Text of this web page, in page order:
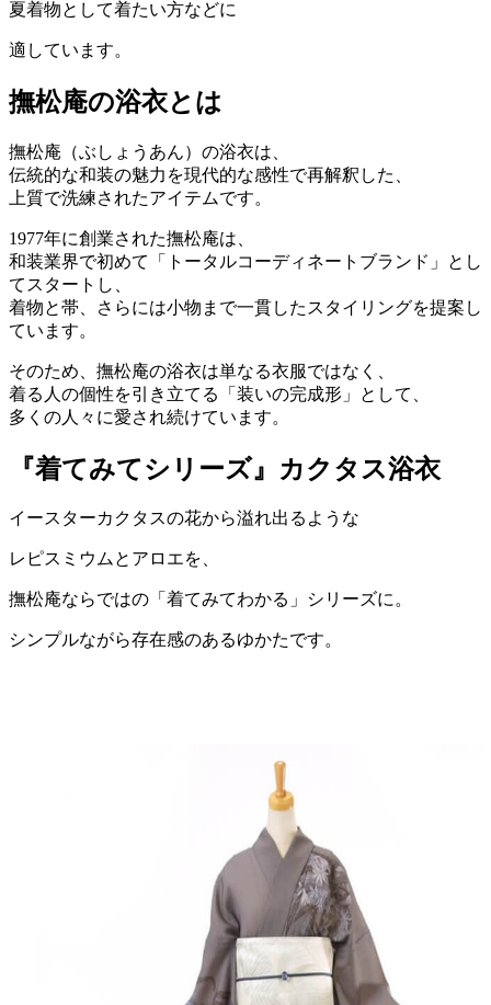
夏着物として着たい方などに
適しています。
撫松庵の浴衣とは
撫松庵（ぶしょうあん）の浴衣は、
伝統的な和装の魅力を現代的な感性で再解釈した、
上質で洗練されたアイテムです。
1977年に創業された撫松庵は、
和装業界で初めて「トータルコーディネートブランド」とし
てスタートし、
着物と帯、さらには小物まで一貫したスタイリングを提案し
ています。
そのため、撫松庵の浴衣は単なる衣服ではなく、
着る人の個性を引き立てる「装いの完成形」として、
多くの人々に愛され続けています。
『着てみてシリーズ』カクタス浴衣
イースターカクタスの花から溢れ出るような
レピスミウムとアロエを、
撫松庵ならではの「着てみてわかる」シリーズに。
シンプルながら存在感のあるゆかたです。